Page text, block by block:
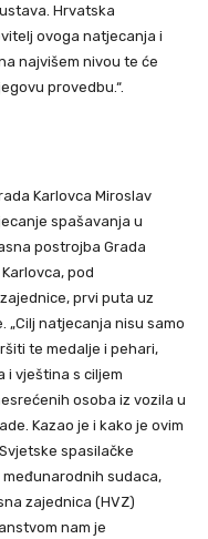
Hrvatska
ovoga natjecanja i
najvišem nivou te će
provedbu.“.
Karlovca Miroslav
spašavanja u
postrojba Grada
pod
prvi puta uz
„Cilj natjecanja nisu samo
te medalje i pehari,
i vještina s ciljem
osoba iz vozila u
Kazao je i kako je ovim
spasilačke
međunarodnih sudaca,
zajednica (HVZ)
nam je